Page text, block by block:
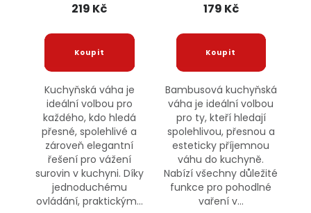
219 Kč
Kuchyňská váha je
ideální volbou pro
každého, kdo hledá
přesné, spolehlivé a
zároveň elegantní
řešení pro vážení
surovin v kuchyni. Díky
jednoduchému
ovládání, praktickým...
179 Kč
Bambusová kuchyňská
váha je ideální volbou
pro ty, kteří hledají
spolehlivou, přesnou a
esteticky příjemnou
váhu do kuchyně.
Nabízí všechny důležité
funkce pro pohodlné
vaření v...